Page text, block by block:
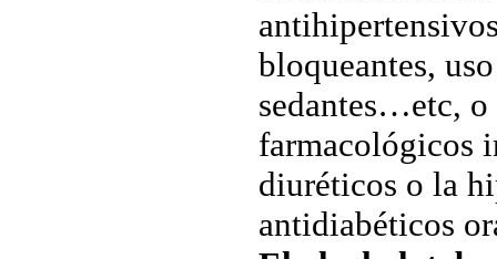
bloqueantes,
sedantes…etc, o
farmacológicos
diuréticos o la
antidiabéticos